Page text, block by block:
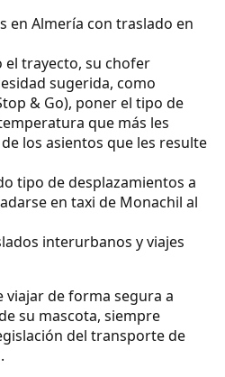
en Almería con traslado en
el trayecto, su chofer
sugerida, como
& Go), poner el tipo de
que más les
los asientos que les resulte
tipo de desplazamientos a
en taxi de Monachil al
interurbanos y viajes
viajar de forma segura a
su mascota, siempre
del transporte de